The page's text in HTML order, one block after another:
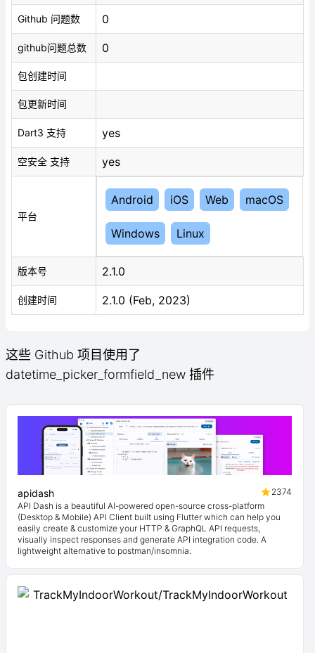
Github 问题数 0
github问题总数 0
包创建时间
包更新时间
Dart3 支持 yes
空安全 支持 yes
平台
Android iOS Web macOS
Windows Linux
版本号 2.1.0
创建时间 2.1.0 (Feb, 2023)
这些 Github 项目使用了
datetime_picker_formfield_new 插件
apidash
2374
API Dash is a beautiful AI-powered open-source cross-platform
(Desktop & Mobile) API Client built using Flutter which can help you
easily create & customize your HTTP & GraphQL API requests,
visually inspect responses and generate API integration code. A
lightweight alternative to postman/insomnia.